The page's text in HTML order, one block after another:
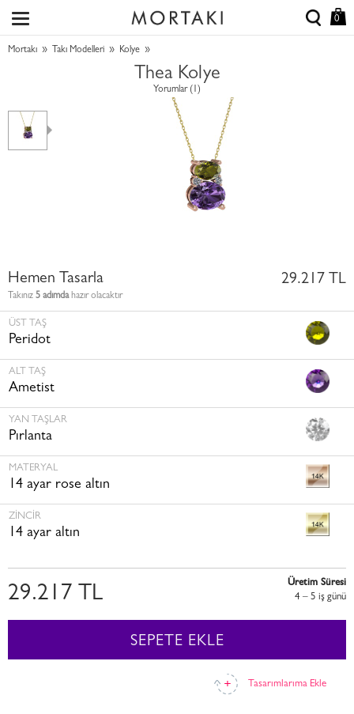
0
Mortakı » Takı Modelleri » Kolye »
Thea Kolye
Yorumlar (1)
Hemen Tasarla
Takınız 5 adımdahazır olacaktır
29.217 TL
ÜST TAŞ
Peridot
ALT TAŞ
Ametist
YAN TAŞLAR
Pırlanta
MATERYAL
14 ayar rose altın
ZINCIR
14 ayar altın
Tasarımlarıma Ekle
29.217 TL
Üretim Süresi
4 – 5 i̇ş günü
SEPETE EKLE